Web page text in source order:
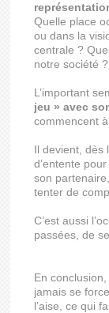
Quelle place
ou dans la
centrale ?
notre société ?
L’important
jeu » avec
commencent
Il devient, dès
d’entente
son
tenter de
C’est aussi
passées, de
En
jamais se
l’aise, ce qui